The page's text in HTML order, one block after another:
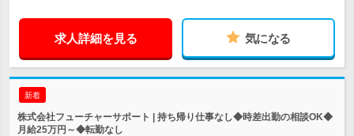
求人詳細を見る 気になる
新着
株式会社フューチャーサポート | 持ち帰り仕事なし◆時差出勤の相談OK◆
月給25万円～◆転勤なし